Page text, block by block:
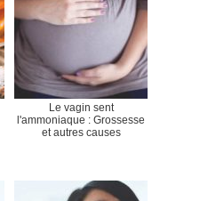
Le vagin sent
l'ammoniaque : Grossesse
et autres causes